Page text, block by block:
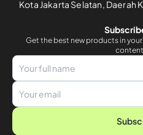
Kota Jakarta Selatan, Daerah
Get the best new products in